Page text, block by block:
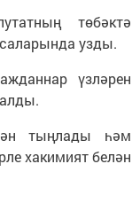
төбәктә
узды.
үзләрен
тыңлады һәм
хакимият белән